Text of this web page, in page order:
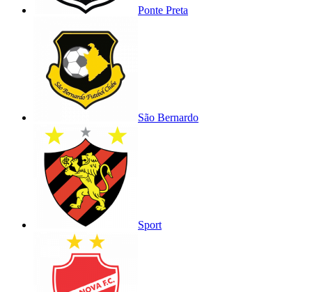
Ponte Preta
São Bernardo
Sport